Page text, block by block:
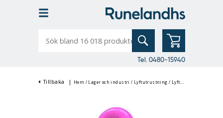
bland
Tel. 0480-15940
Tillbaka | Hem / Lager och industri / Lyftutrustning / Lyftredskap & Lyftdon